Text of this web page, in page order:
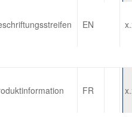
EN
FR